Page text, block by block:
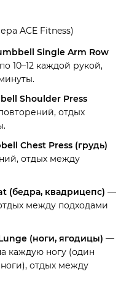
ACE Fitness)
Single Arm Row
10–12 каждой рукой,
Shoulder Press
отдых
Chest Press (грудь)
отдых между
(бедра, квадрицепс) —
между подходами
(ноги, ягодицы) —
каждую ногу (один
отдых между